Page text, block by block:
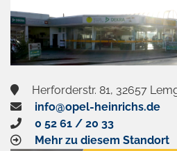
Herforderstr. 81, 32657
info@opel-heinrichs.de
0 52 61 / 20 33
Mehr zu diesem Standort